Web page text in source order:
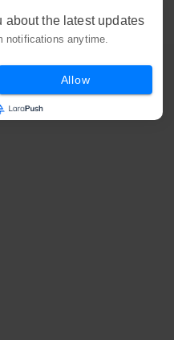
about the latest updates
notifications anytime.
Allow